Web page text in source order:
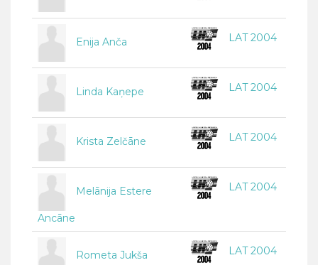
Enija Anča LAT 2004
Linda Kaņepe LAT 2004
Krista Zelčāne LAT 2004
Melānija Estere
Ancāne
LAT 2004
Rometa Jukša LAT 2004